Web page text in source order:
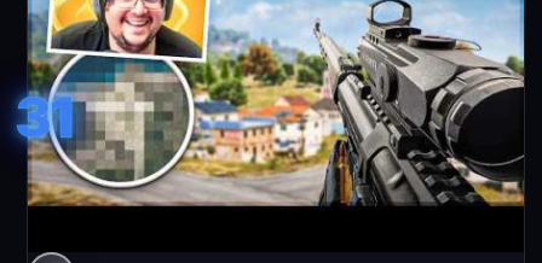
31